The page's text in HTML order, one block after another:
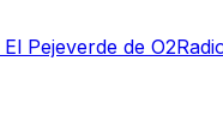
Pejeverde de